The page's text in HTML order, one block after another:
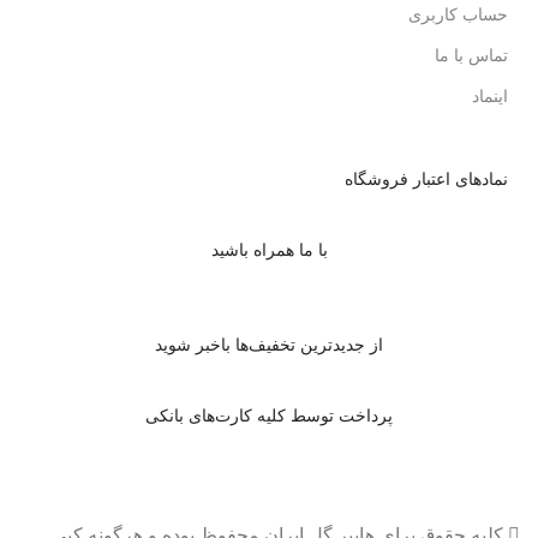
حساب کاربری
تماس با ما
اینماد
نمادهای اعتبار فروشگاه
با ما همراه باشید
از جدیدترین تخفیف‌ها باخبر شوید
پرداخت توسط کلیه کارت‌های بانکی